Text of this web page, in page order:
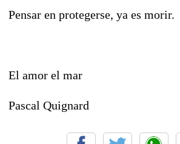
Pensar en protegerse, ya es morir.
El amor el mar
Pascal Quignard